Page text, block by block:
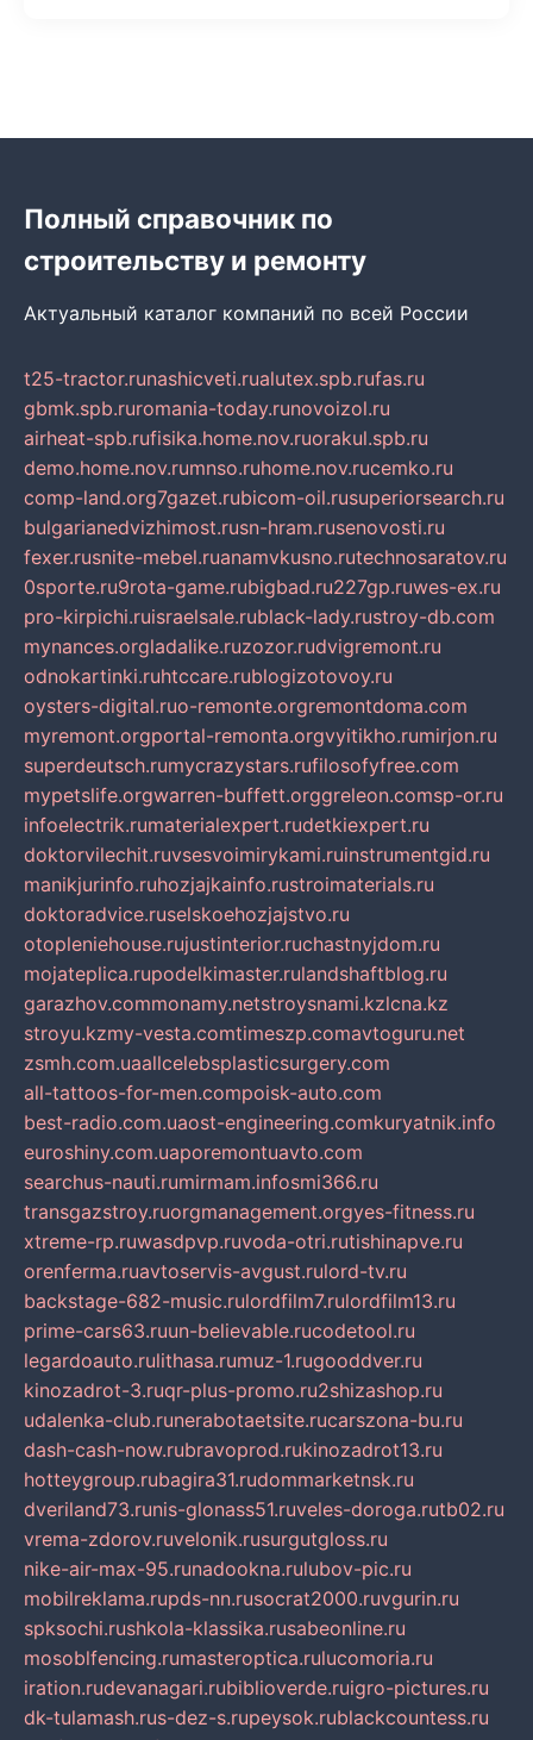
Полный справочник по
строительству и ремонту
Актуальный каталог компаний по всей России
t25-tractor.runashicveti.rualutex.spb.rufas.ru
gbmk.spb.ruromania-today.runovoizol.ru
airheat-spb.rufisika.home.nov.ruorakul.spb.ru
demo.home.nov.rumnso.ruhome.nov.rucemko.ru
comp-land.org7gazet.rubicom-oil.rusuperiorsearch.ru
bulgarianedvizhimost.rusn-hram.rusenovosti.ru
fexer.rusnite-mebel.ruanamvkusno.rutechnosaratov.ru
0sporte.ru9rota-game.rubigbad.ru227gp.ruwes-ex.ru
pro-kirpichi.ruisraelsale.rublack-lady.rustroy-db.com
mynances.orgladalike.ruzozor.rudvigremont.ru
odnokartinki.ruhtccare.rublogizotovoy.ru
oysters-digital.ruo-remonte.orgremontdoma.com
myremont.orgportal-remonta.orgvyitikho.rumirjon.ru
superdeutsch.rumycrazystars.rufilosofyfree.com
mypetslife.orgwarren-buffett.orggreleon.comsp-or.ru
infoelectrik.rumaterialexpert.rudetkiexpert.ru
doktorvilechit.ruvsesvoimirykami.ruinstrumentgid.ru
manikjurinfo.ruhozjajkainfo.rustroimaterials.ru
doktoradvice.ruselskoehozjajstvo.ru
otopleniehouse.rujustinterior.ruchastnyjdom.ru
mojateplica.rupodelkimaster.rulandshaftblog.ru
garazhov.commonamy.netstroysnami.kzlcna.kz
stroyu.kzmy-vesta.comtimeszp.comavtoguru.net
zsmh.com.uaallcelebsplasticsurgery.com
all-tattoos-for-men.compoisk-auto.com
best-radio.com.uaost-engineering.comkuryatnik.info
euroshiny.com.uaporemontuavto.com
searchus-nauti.rumirmam.infosmi366.ru
transgazstroy.ruorgmanagement.orgyes-fitness.ru
xtreme-rp.ruwasdpvp.ruvoda-otri.rutishinapve.ru
orenferma.ruavtoservis-avgust.rulord-tv.ru
backstage-682-music.rulordfilm7.rulordfilm13.ru
prime-cars63.ruun-believable.rucodetool.ru
legardoauto.rulithasa.rumuz-1.rugooddver.ru
kinozadrot-3.ruqr-plus-promo.ru2shizashop.ru
udalenka-club.runerabotaetsite.rucarszona-bu.ru
dash-cash-now.rubravoprod.rukinozadrot13.ru
hotteygroup.rubagira31.rudommarketnsk.ru
dveriland73.runis-glonass51.ruveles-doroga.rutb02.ru
vrema-zdorov.ruvelonik.rusurgutgloss.ru
nike-air-max-95.runadookna.rulubov-pic.ru
mobilreklama.rupds-nn.rusocrat2000.ruvgurin.ru
spksochi.rushkola-klassika.rusabeonline.ru
mosoblfencing.rumasteroptica.rulucomoria.ru
iration.rudevanagari.rubiblioverde.ruigro-pictures.ru
dk-tulamash.rus-dez-s.rupeysok.rublackcountess.ru